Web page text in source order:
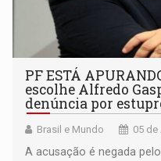
PF ESTÁ
escolhe Alfredo
denúncia por
Brasil e Mundo 05 de
A acusação é negada